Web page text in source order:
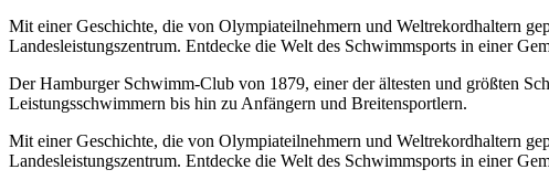
Mit einer Geschichte, die von Olympiateilnehmern und Weltrekordhaltern
Landesleistungszentrum. Entdecke die Welt des Schwimmsports in einer
Der Hamburger Schwimm-Club von 1879, einer der ältesten und größten
Leistungsschwimmern bis hin zu Anfängern und Breitensportlern.
Mit einer Geschichte, die von Olympiateilnehmern und Weltrekordhaltern
Landesleistungszentrum. Entdecke die Welt des Schwimmsports in einer